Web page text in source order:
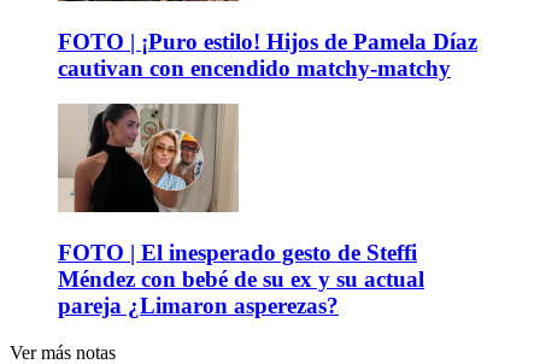
FOTO | ¡Puro estilo! Hijos de Pamela Díaz
cautivan con encendido matchy-matchy
FOTO | El inesperado gesto de Steffi
Méndez con bebé de su ex y su actual
pareja ¿Limaron asperezas?
Ver más notas